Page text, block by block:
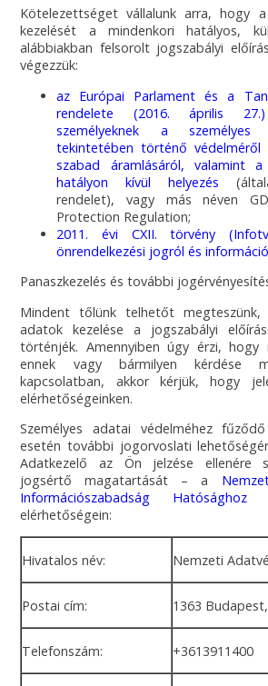
Kötelezettséget vállalunk arra, hogy
kezelését a mindenkori hatályos,
alábbiakban felsorolt jogszabályi
végezzük:
az Európai Parlament és a
rendelete (2016. április
személyeknek a személyes
tekintetében történő
szabad áramlásáról, valamint
hatályon kívül helyezés
rendelet), vagy más néven
Protection Regulation;
2011. évi CXII. törvény
önrendelkezési jogról és
Panaszkezelés és további
Mindent tőlünk telhetőt megteszünk,
adatok kezelése a jogszabályi
történjék. Amennyiben úgy érzi, hogy
ennek vagy bármilyen kérdése
kapcsolatban, akkor kérjük, hogy
elérhetőségeinken.
Személyes adatai védelméhez
esetén további jogorvoslati
Adatkezelő az Ön jelzése ellenére
jogsértő magatartását – a
Információszabadság Hatósághoz
elérhetőségein:
Hivatalos név: Nemzeti
Postai cím: 1363
Telefonszám: +3613911400